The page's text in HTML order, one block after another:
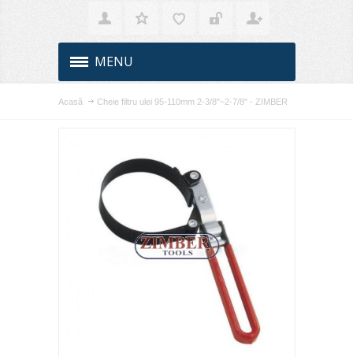
MENU
Acasă Cheie filtru ulei 95-110mm 2-3/8"~2-7/8" - ZIMBER